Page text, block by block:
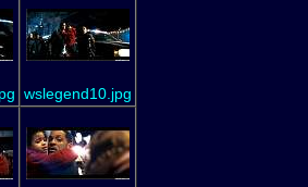
wslegend10.jpg